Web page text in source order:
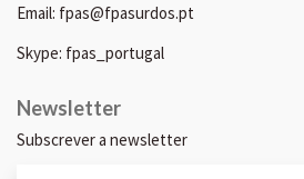
Email: fpas@fpasurdos.pt
Skype: fpas_portugal
Newsletter
Subscrever a newsletter